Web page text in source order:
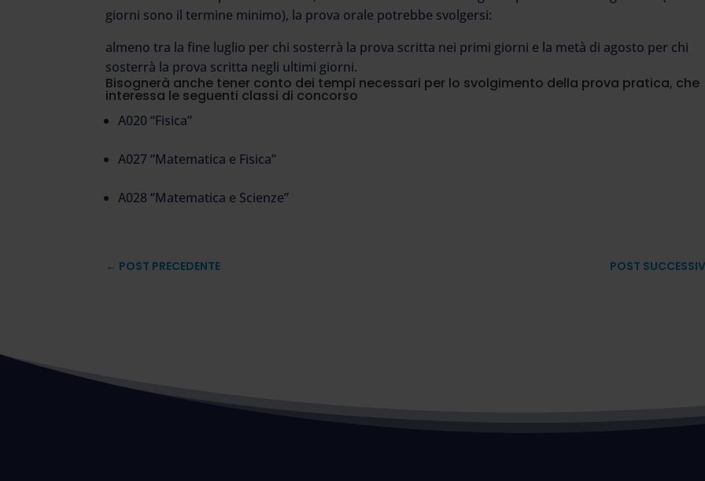
giorni sono il termine minimo), la prova orale potrebbe svolgersi:
almeno tra la fine luglio per chi sosterrà la prova scritta nei primi giorni e la metà di agosto per chi
sosterrà la prova scritta negli ultimi giorni.
Bisognerà anche tener conto dei tempi necessari per lo svolgimento della prova pratica, che
interessa le seguenti classi di concorso
A020 “Fisica”
A027 “Matematica e Fisica”
A028 “Matematica e Scienze”
← POST PRECEDENTE POST